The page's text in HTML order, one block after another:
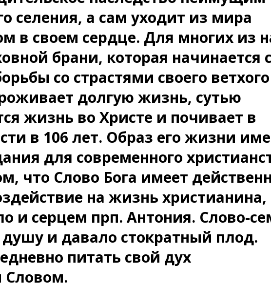
селения, а сам уходит из мира
в своем сердце. Для многих из
брани, которая начинается с
со страстями своего ветхого
долгую жизнь, сутью
жизнь во Христе и почивает в
в 106 лет. Образ его жизни
для современного
что Слово Бога имеет
на жизнь христианина,
и серцем прп. Антония. Слово-
душу и давало стократный плод.
питать свой дух
Словом.